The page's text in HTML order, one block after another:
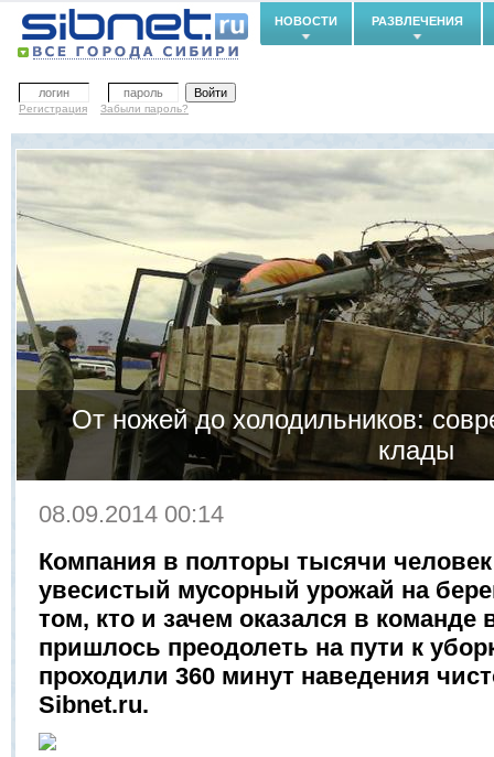
НОВОСТИ РАЗВЛЕЧЕНИЯ
Регистрация Забыли пароль?
От ножей до холодильников:
клады
08.09.2014 00:14
Компания в полторы тысячи
увесистый мусорный урожай на
том, кто и зачем оказался в команде
пришлось преодолеть на пути к
проходили 360 минут наведения
Sibnet.ru.